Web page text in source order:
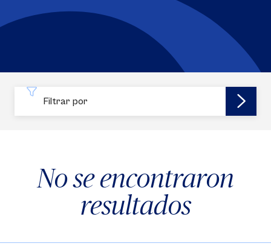
Filtrar por
No se encontraron
resultados